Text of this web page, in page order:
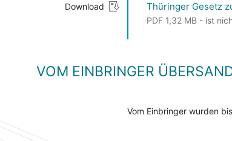
Download Thüringer Gesetz
PDF 1,32 MB - ist
VOM EINBRINGER
Vom Einbringer wurden